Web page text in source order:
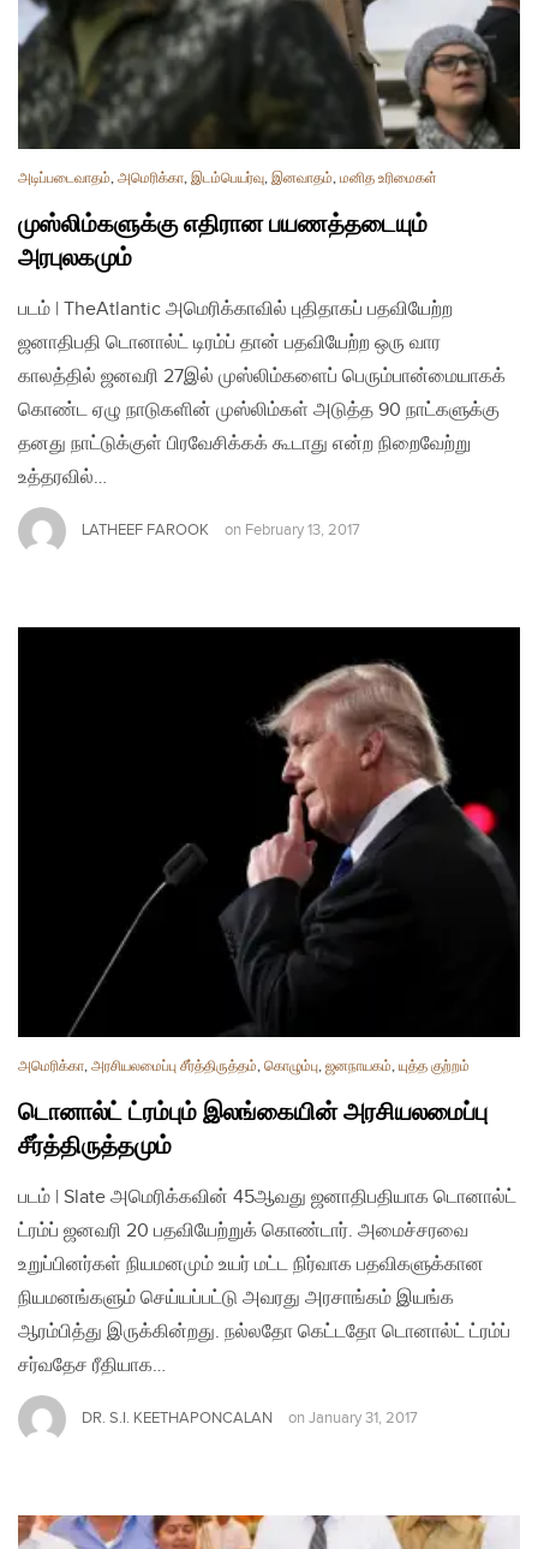
அடிப்படைவாதம், அமெரிக்கா, இடம்பெயர்வு, இனவாதம், மனித உரிமைகள்
முஸ்லிம்களுக்கு எதிரான பயணத்தடையும்
அரபுலகமும்
படம் | TheAtlantic அமெரிக்காவில் புதிதாகப் பதவியேற்ற
ஜனாதிபதி டொனால்ட் டிரம்ப் தான் பதவியேற்ற ஒரு வார
காலத்தில் ஜனவரி 27இல் முஸ்லிம்களைப் பெரும்பான்மையாகக்
கொண்ட ஏழு நாடுகளின் முஸ்லிம்கள் அடுத்த 90 நாட்களுக்கு
தனது நாட்டுக்குள் பிரவேசிக்கக் கூடாது என்ற நிறைவேற்று
உத்தரவில்…
LATHEEF FAROOK on February 13, 2017
அமெரிக்கா, அரசியலமைப்பு சீர்த்திருத்தம், கொழும்பு, ஜனநாயகம், யுத்த குற்றம்
டொனால்ட் ட்ரம்பும் இலங்கையின் அரசியலமைப்பு
சீர்த்திருத்தமும்
படம் | Slate அமெரிக்கவின் 45ஆவது ஜனாதிபதியாக டொனால்ட்
ட்ரம்ப் ஜனவரி 20 பதவியேற்றுக் கொண்டார். அமைச்சரவை
உறுப்பினர்கள் நியமனமும் உயர் மட்ட நிர்வாக பதவிகளுக்கான
நியமனங்களும் செய்யப்பட்டு அவரது அரசாங்கம் இயங்க
ஆரம்பித்து இருக்கின்றது. நல்லதோ கெட்டதோ டொனால்ட் ட்ரம்ப்
சர்வதேச ரீதியாக…
DR. S.I. KEETHAPONCALAN on January 31, 2017